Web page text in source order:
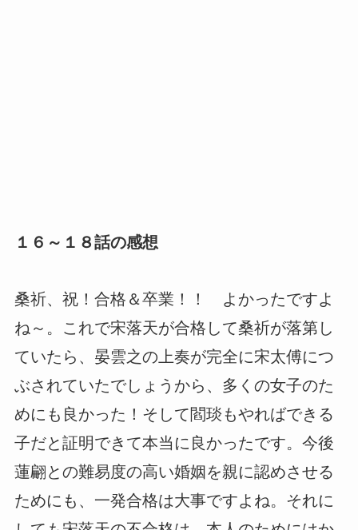
１６～１８話の感想
桑祈、祝！合格＆卒業！！ よかったですよ
ね～。これで宋落天が合格して桑祈が落第し
ていたら、晏雲之の上奏が完全に宋太傅につ
ぶされていたでしょうから、多くの女子のた
めにも良かった！そして閻琰もやればできる
子だと証明できて本当に良かったです。今後
蓮翩との難易度の高い婚姻を親に認めさせる
ためにも、一発合格は大事ですよね。それに